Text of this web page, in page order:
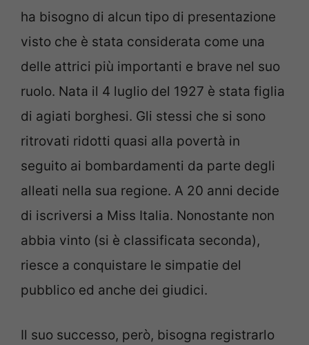
ha bisogno di alcun tipo di presentazione
visto che è stata considerata come una
delle attrici più importanti e brave nel suo
ruolo. Nata il 4 luglio del 1927 è stata figlia
di agiati borghesi. Gli stessi che si sono
ritrovati ridotti quasi alla povertà in
seguito ai bombardamenti da parte degli
alleati nella sua regione. A 20 anni decide
di iscriversi a Miss Italia. Nonostante non
abbia vinto (si è classificata seconda),
riesce a conquistare le simpatie del
pubblico ed anche dei giudici.
Il suo successo, però, bisogna registrarlo